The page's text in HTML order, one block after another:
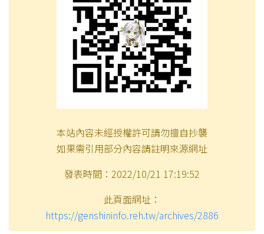
本站內容未經授權許可請勿擅自抄襲
如果需引用部分內容請註明來源網址
發表時間：2022/10/21 17:19:52
此頁面網址：
https://genshininfo.reh.tw/archives/2886